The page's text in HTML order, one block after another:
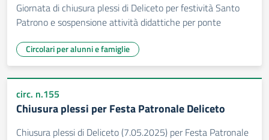
Giornata di chiusura plessi di Deliceto per festività Santo
Patrono e sospensione attività didattiche per ponte
Circolari per alunni e famiglie
circ. n.155
Chiusura plessi per Festa Patronale Deliceto
Chiusura plessi di Deliceto (7.05.2025) per Festa Patronale